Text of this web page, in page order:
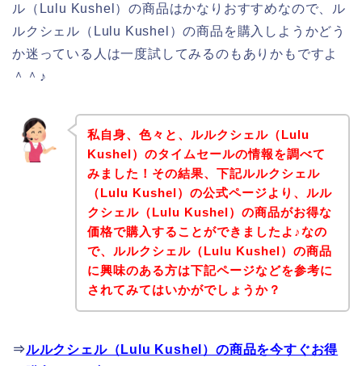
ル（Lulu Kushel）の商品はかなりおすすめなので、ル
ルクシェル（Lulu Kushel）の商品を購入しようかどう
か迷っている人は一度試してみるのもありかもですよ
＾＾♪
私自身、色々と、ルルクシェル（Lulu
Kushel）のタイムセールの情報を調べて
みました！その結果、下記ルルクシェル
（Lulu Kushel）の公式ページより、ルル
クシェル（Lulu Kushel）の商品がお得な
価格で購入することができましたよ♪なの
で、ルルクシェル（Lulu Kushel）の商品
に興味のある方は下記ページなどを参考に
されてみてはいかがでしょうか？
⇒ルルクシェル（Lulu Kushel）の商品を今すぐお得